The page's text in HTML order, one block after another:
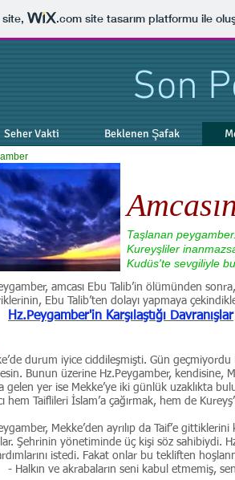
site, .comsite tasarım platformu ile
amcası Ebu Talib’in ölümünden sonra,
Ebu Talib’ten dolayı yapmaya
Hz.Peygamber'in Karşılaştığı Davranışlar
durum iyice ciddileşmişti. Gün
Bunun üzerine Hz.Peygamber, kendisine,
gelen yer ise Mekke’ye iki günlük uzaklıkta
hem Taiflileri İslam’a çağırmak, hem de
Mekke’den ayrılıp da Taif’e
Şehrinin yönetiminde üç kişi söz sahibiydi.
istedi. Fakat onlar bu tekliften
- Halkın ve akrabaların seni kabul etmemiş,
Taşlanan
Kureyşliler
Kudüs'te sevgiliyle
Seher Vakti Beklenen Şafak
Son